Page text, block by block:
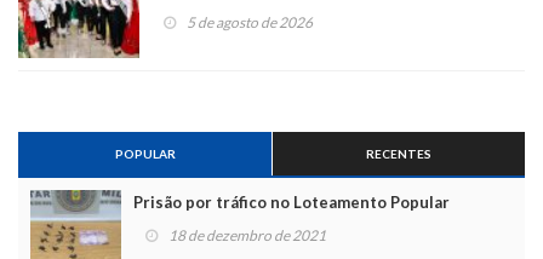
5 de agosto de 2026
POPULAR RECENTES
Prisão por tráfico no Loteamento Popular
18 de dezembro de 2021